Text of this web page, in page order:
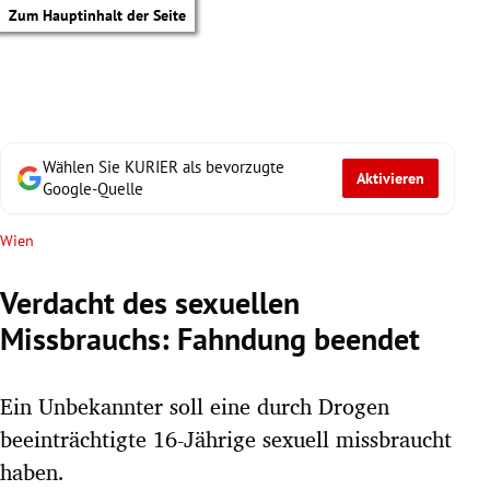
Zum Hauptinhalt der Seite
Untermenü
Wählen Sie KURIER als bevorzugte
Google-Quelle
Aktivieren
Wien
Verdacht des sexuellen
Missbrauchs: Fahndung beendet
Ein Unbekannter soll eine durch Drogen
beeinträchtigte 16-Jährige sexuell missbraucht
haben.